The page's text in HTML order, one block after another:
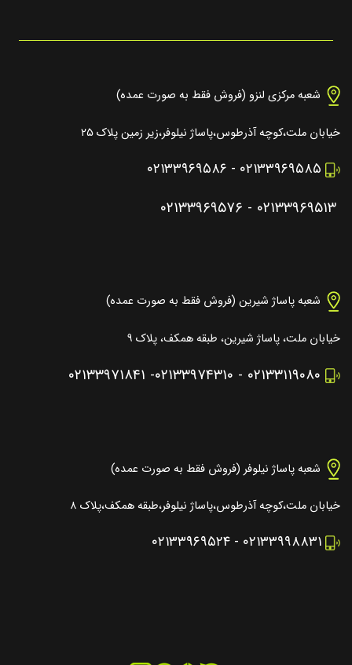
شعبه مرکزی لنزو (فروش فقط به صورت عمده)
خیابان ملت،کوچه آذرطوس،پاساژ نیلوفر،زیر زمین پلاک ۲۵
۰۲۱۳۳۹۶۹۵۸۵ - ۰۲۱۳۳۹۶۹۵۸۶
۰۲۱۳۳۹۶۹۵۱۳ - ۰۲۱۳۳۹۶۹۵۷۶
شعبه پاساژ شیرین (فروش فقط به صورت عمده)
خیابان ملت، پاساژ شیرین، طبقه همکف، پلاک ۹
۰۲۱۳۳۱۱۹۰۸۰ - ۰۲۱۳۳۹۷۴۳۱۰- ۰۲۱۳۳۹۷۱۸۴۱
شعبه پاساژ نیلوفر (فروش فقط به صورت عمده)
خیابان ملت،کوچه آذرطوس،پاساژ نیلوفر،طبقه همکف،پلاک ۸
۰۲۱۳۳۹۹۸۸۳۱ - ۰۲۱۳۳۹۶۹۵۲۴